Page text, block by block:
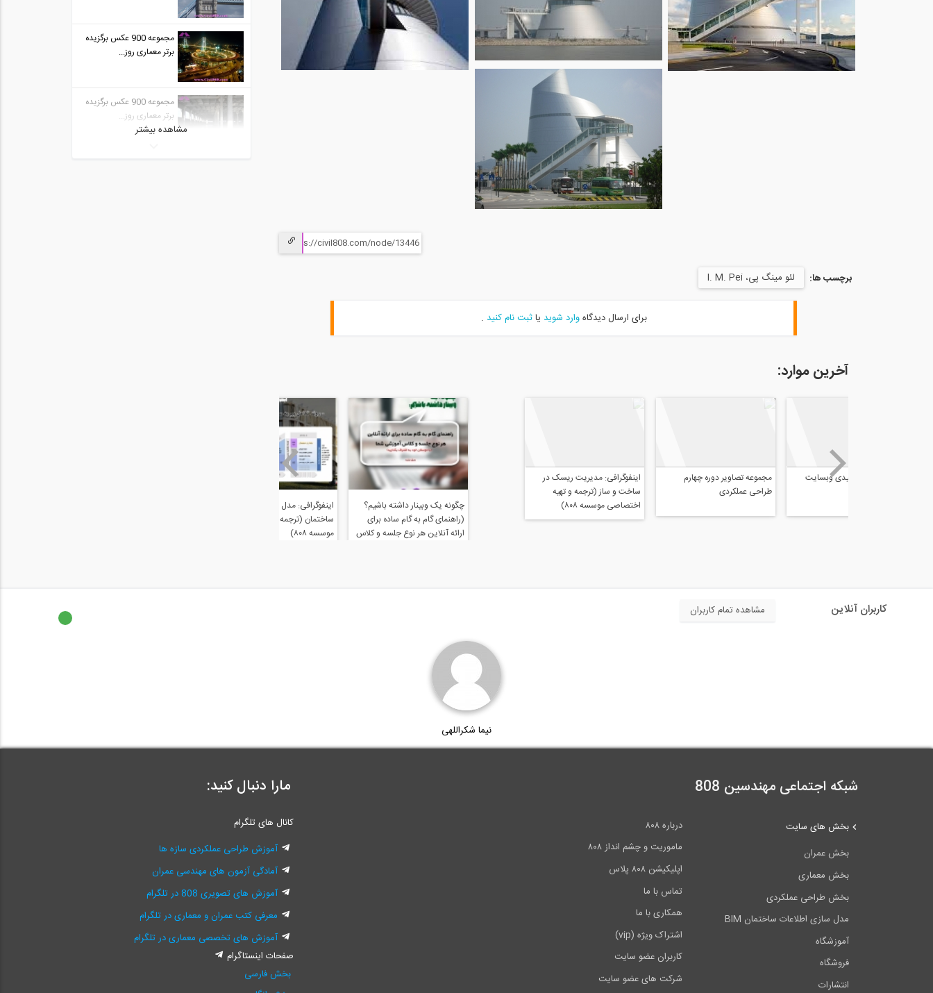
برچسب ها: لئو مینگ پی، I. M. Pei
برای ارسال دیدگاهوارد شوید یاثبت نام کنید .
آخرین موارد:
اولین نمایشگاه بین المللی ساخت
آمارهای نتایج کلیدی وبسایت
808
طراحی عملکردی
اینفوگرافی: مدیریت ریسک در
ساخت و ساز (ترجمه و تهیه
اختصاصی موسسه ۸۰۸)
مجموعه 900 عکس برگزیده
برتر معماری روز...
مجموعه 900 عکس برگزیده
برتر معماری روز...
مشاهده بیشتر
کاربران آنلاین مشاهده تمام کاربران
نیما شکراللهی
شبکه اجتماعی مهندسین 808
درباره ۸۰۸
ماموریت و چشم انداز ۸۰۸
اپلیکیشن ۸۰۸ پلاس
تماس با ما
همکاری با ما
اشتراک ویژه (vip)
کاربران عضو سایت
شرکت های عضو سایت
بخش های سایت
بخش عمران
بخش معماری
بخش طراحی عملکردی
مدل سازی اطلاعات ساختمان BIM
آموزشگاه
فروشگاه
انتشارات
مارا دنبال کنید:
کانال های تلگرام
آموزش طراحی عملکردی سازه ها
آمادگی آزمون های مهندسی عمران
آموزش های تصویری 808 در تلگرام
معرفی کتب عمران و معماری در تلگرام
آموزش های تخصصی معماری در تلگرام
صفحات اینستاگرام
بخش فارسی